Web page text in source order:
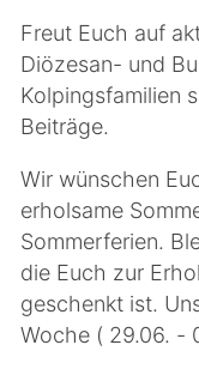
Freut Euch auf
Diözesan- und
Kolpingsfamilien
Beiträge.
Wir wünschen
erholsame
Sommerferien.
die Euch zur
geschenkt ist.
Woche ( 29.06. -